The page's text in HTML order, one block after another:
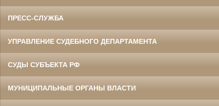
ПРЕСС-СЛУЖБА
УПРАВЛЕНИЕ СУДЕБНОГО ДЕПАРТАМЕНТА
СУДЫ СУБЪЕКТА РФ
МУНИЦИПАЛЬНЫЕ ОРГАНЫ ВЛАСТИ